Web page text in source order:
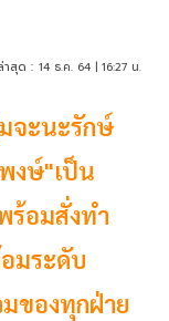
าสุด : 14 ธ.ค. 64 | 16:27 น.
จะนะรักษ์
งษ์"เป็น
ร้อมสั่งทำ
มระดับ
ของทุกฝ่าย